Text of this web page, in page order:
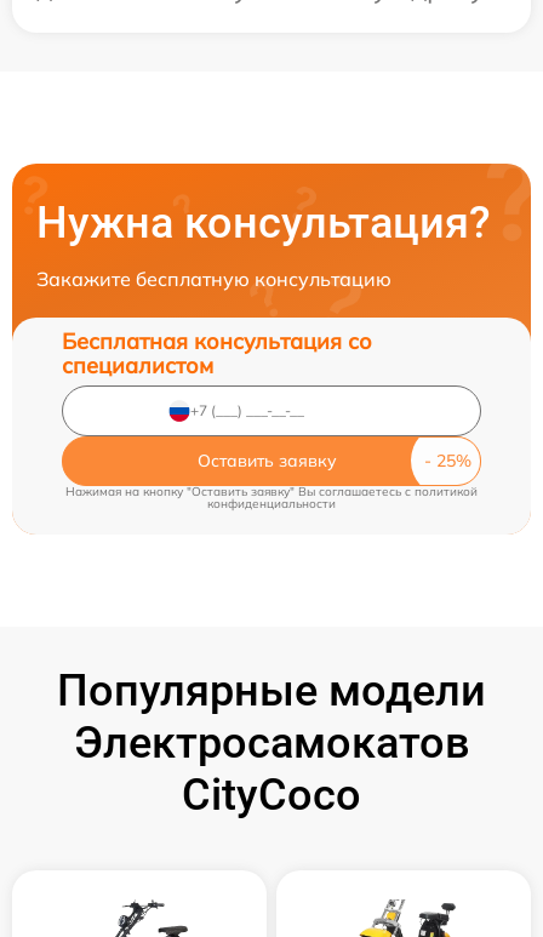
Нужна консультация?
Закажите бесплатную консультацию
Бесплатная консультация со
специалистом
Оставить заявку
Нажимая на кнопку "Оставить заявку" Вы соглашаетесь cполитикой
конфиденциальности
Популярные модели
Электросамокатов
CityCoco